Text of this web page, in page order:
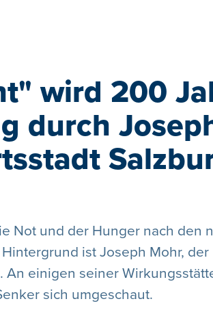
wird 200
durch
Not und der Hunger nach den
ist Joseph Mohr, der
einigen seiner
sich umgeschaut.